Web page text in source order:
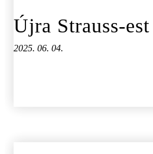
Újra Strauss-
2025. 06. 04.